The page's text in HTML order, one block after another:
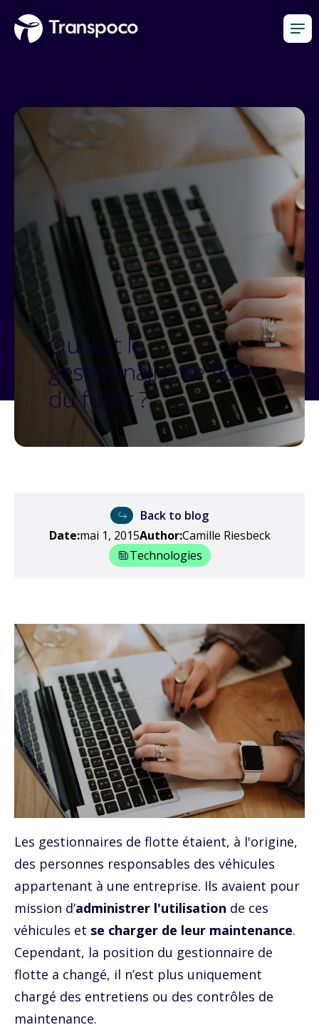
Qui est le
gestionnaire de flotte
du futur ?
Back to blog
Date:mai 1, 2015Author:Camille Riesbeck
Technologies
Les gestionnaires de flotte étaient, à l'origine,
des personnes responsables des véhicules
appartenant à une entreprise. Ils avaient pour
mission d’administrer l'utilisation de ces
véhicules et se charger de leur maintenance.
Cependant, la position du gestionnaire de
flotte a changé, il n’est plus uniquement
chargé des entretiens ou des contrôles de
maintenance.